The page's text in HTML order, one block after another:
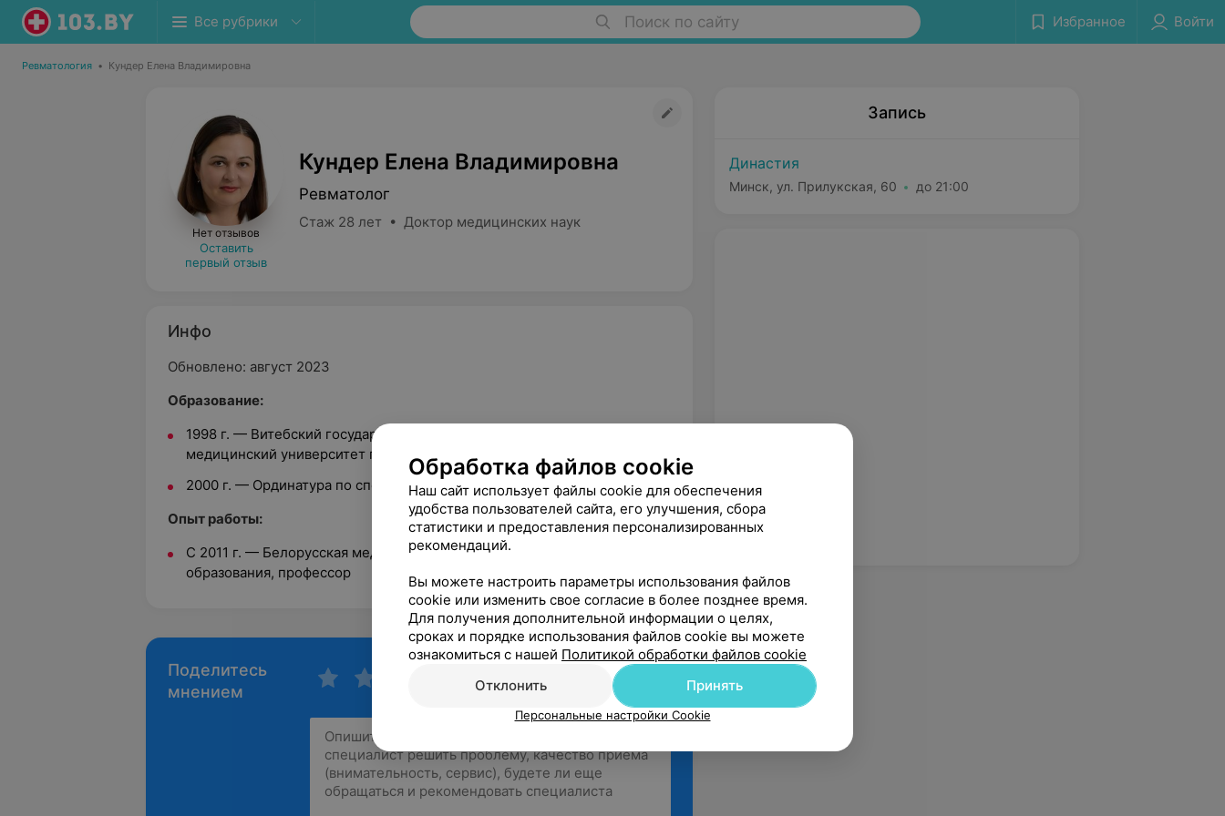
Все рубрики Поиск по сайту Избранное Войти
Ревматология • Кундер Елена Владимировна
Нет отзывов
Оставить
первый отзыв
Кундер Елена Владимировна
Ревматолог
Стаж 28 лет • Доктор медицинских наук
Инфо
Обновлено: август 2023
Oбразование:
1998 г. — Витебский государственный ордена Дружбы народов
медицинский университет по специальности «лечебное дело»
2000 г. — Ординатура по специальности «терапия»
Опыт работы:
С 2011 г. — Белорусская медицинская академия последипломного
образования, профессор
Поделитесь
мнением
Запись
Династия
Минск, ул. Прилукская, 60 до 21:00
Обработка файлов cookie
Наш сайт использует файлы cookie для обеспечения
удобства пользователей сайта, его улучшения, сбора
статистики и предоставления персонализированных
рекомендаций.
Вы можете настроить параметры использования файлов
cookie или изменить свое согласие в более позднее время.
Для получения дополнительной информации о целях,
сроках и порядке использования файлов cookie вы можете
ознакомиться с нашей Политикой обработки файлов cookie
Отклонить
Принять
Персональные настройки Cookie